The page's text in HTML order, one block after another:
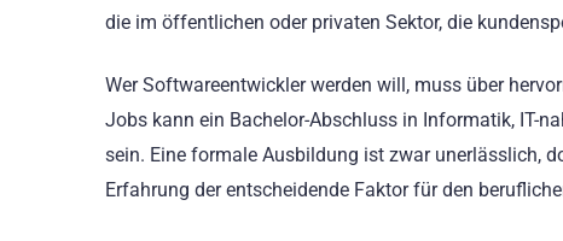
die im öffentlichen oder privaten Sektor, die
Wer Softwareentwickler werden will, muss über
Jobs kann ein Bachelor-Abschluss in Informatik, IT-
sein. Eine formale Ausbildung ist zwar unerlässlich,
Erfahrung der entscheidende Faktor für den